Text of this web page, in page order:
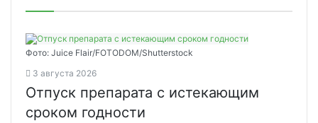
Фото: Juice Flair/FOTODOM/Shutterstoсk
3 августа 2026
Отпуск препарата с истекающим
сроком годности